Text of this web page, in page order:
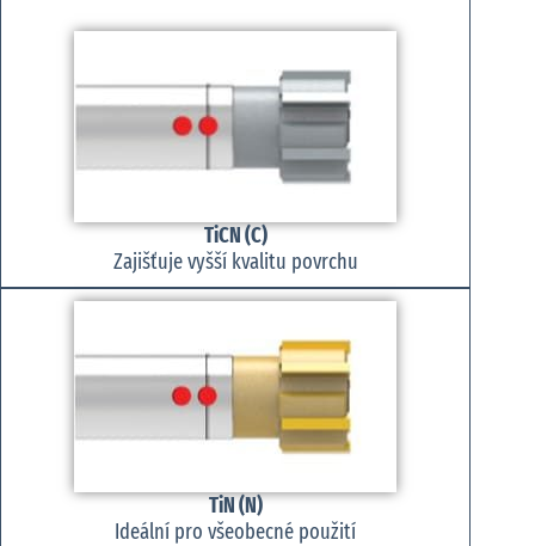
TiCN (C)
Zajišťuje vyšší kvalitu povrchu
TiN (N)
Ideální pro všeobecné použití